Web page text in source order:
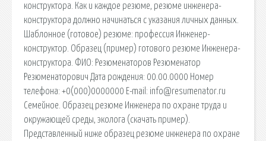
конструктора. Как и каждое резюме, резюме инженера-
конструктора должно начинаться с указания личных данных.
Шаблонное (готовое) резюме: профессия Инженер-
конструктор. Образец (пример) готового резюме Инженера-
конструктора. ФИО: Резюменаторов Резюменатор
Резюменаторович Дата рождения: 00.00.0000 Номер
телефона: +0(000)0000000 E-mail: info@resumenator.ru
Семейное. Образец резюме Инженера по охране труда и
окружающей среды, эколога (скачать пример).
Представленный ниже образец резюме инженера по охране